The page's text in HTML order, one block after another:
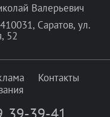
Валерьевич
Саратов, ул.
52
Контакты